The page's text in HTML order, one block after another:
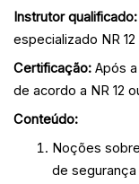
Instrutor qualificado:
especializado NR 12
Certificação:Após a
de acordo a NR 12
Conteúdo:
Noções
de